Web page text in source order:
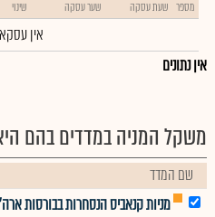
מספר שעת עסקה שער עסקה שינוי
אין
אין נתונים
משקל המניה במדדים בהם
שם המדד
מניות קנאביס הנסחרות בבורסות